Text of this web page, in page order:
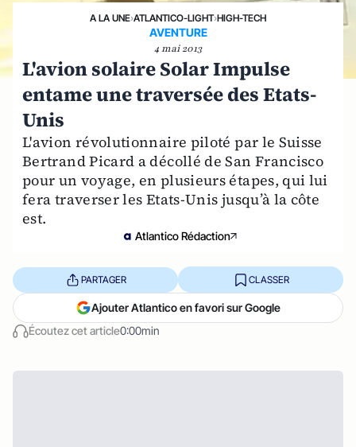
A LA UNE›ATLANTICO-LIGHT›HIGH-TECH
AVENTURE
4 mai 2013
L'avion solaire Solar Impulse
entame une traversée des Etats-
Unis
L'avion révolutionnaire piloté par le Suisse
Bertrand Picard a décollé de San Francisco
pour un voyage, en plusieurs étapes, qui lui
fera traverser les Etats-Unis jusqu’à la côte
est.
Atlantico Rédaction
Écoutez cet article0:00min
PARTAGER CLASSER
Ajouter Atlantico en favori sur Google